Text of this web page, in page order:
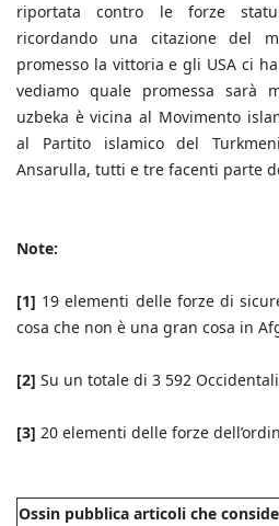
riportata contro le forze
ricordando una citazione del
promesso la vittoria e gli USA ci
vediamo quale promessa sarà
uzbeka è vicina al Movimento
al Partito islamico del
Ansarulla, tutti e tre facenti parte
Note:
[1] 19 elementi delle forze di
cosa che non è una gran cosa in
[2] Su un totale di 3 592
[3] 20 elementi delle forze
Ossin pubblica articoli che